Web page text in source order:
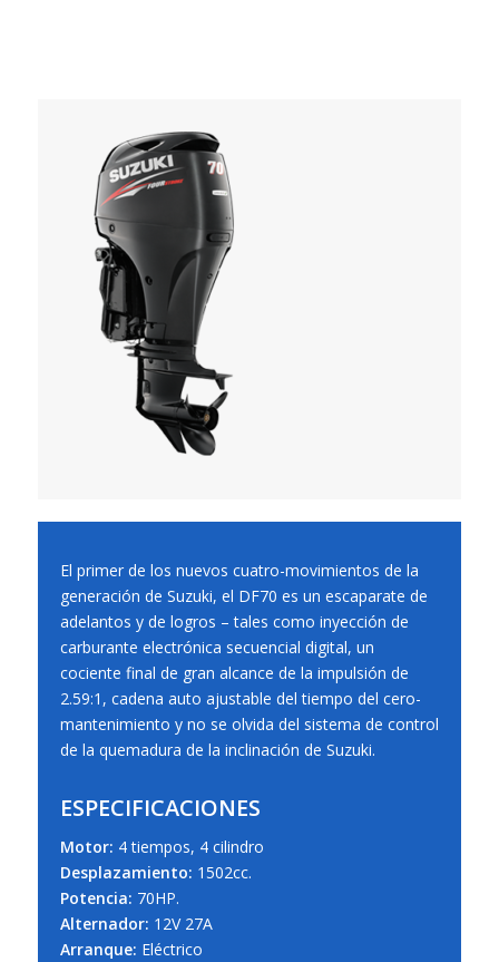
El primer de los nuevos cuatro-movimientos de la
generación de Suzuki, el DF70 es un escaparate de
adelantos y de logros – tales como inyección de
carburante electrónica secuencial digital, un
cociente final de gran alcance de la impulsión de
2.59:1, cadena auto ajustable del tiempo del cero-
mantenimiento y no se olvida del sistema de control
de la quemadura de la inclinación de Suzuki.
ESPECIFICACIONES
Motor: 4 tiempos, 4 cilindro
Desplazamiento: 1502cc.
Potencia: 70HP.
Alternador: 12V 27A
Arranque: Eléctrico